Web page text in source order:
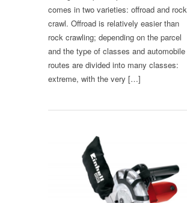
comes in two varieties: offroad and rock
crawl. Offroad is relatively easier than
rock crawling; depending on the parcel
and the type of classes and automobile
routes are divided into many classes:
extreme, with the very […]